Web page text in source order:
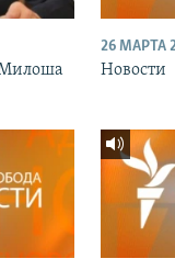
26 МАРТА
Новости